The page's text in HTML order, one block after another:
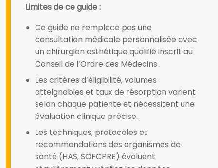
Limites de ce guide :
Ce guide ne remplace pas une
consultation médicale personnalisée avec
un chirurgien esthétique qualifié inscrit au
Conseil de l’Ordre des Médecins.
Les critères d’éligibilité, volumes
atteignables et taux de résorption varient
selon chaque patiente et nécessitent une
évaluation clinique précise.
Les techniques, protocoles et
recommandations des organismes de
santé (HAS, SOFCPRE) évoluent